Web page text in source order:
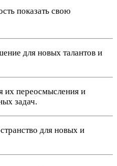
показать свою
для новых талантов и
их переосмысления и
задач.
для новых и